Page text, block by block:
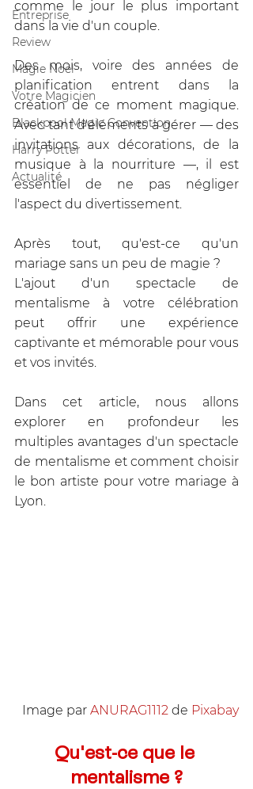
Entreprise
Review
Magie Noël
Votre Magicien
Blackpool Magic Convention
Harry Potter
Actualité
comme le jour le plus important
dans la vie d'un couple.
Des mois, voire des années de
planification entrent dans la
création de ce moment magique.
Avec tant d'éléments à gérer — des
invitations aux décorations, de la
musique à la nourriture —, il est
essentiel de ne pas négliger
l'aspect du divertissement.
Après tout, qu'est-ce qu'un
mariage sans un peu de magie ?
L'ajout d'un spectacle de
mentalisme à votre célébration
peut offrir une expérience
captivante et mémorable pour vous
et vos invités.
Dans cet article, nous allons
explorer en profondeur les
multiples avantages d'un spectacle
de mentalisme et comment choisir
le bon artiste pour votre mariage à
Lyon.
Image par ANURAG1112 de Pixabay
Qu'est-ce que le
mentalisme ?